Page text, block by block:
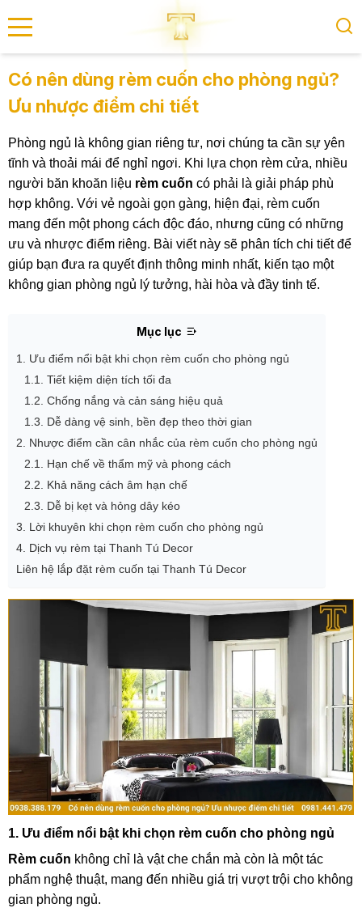
menu
Có nên dùng rèm cuốn cho phòng ngủ?
Ưu nhược điểm chi tiết
Phòng ngủ là không gian riêng tư, nơi chúng ta cần sự yên
tĩnh và thoải mái để nghỉ ngơi. Khi lựa chọn rèm cửa, nhiều
người băn khoăn liệu rèm cuốn có phải là giải pháp phù
hợp không. Với vẻ ngoài gọn gàng, hiện đại, rèm cuốn
mang đến một phong cách độc đáo, nhưng cũng có những
ưu và nhược điểm riêng. Bài viết này sẽ phân tích chi tiết để
giúp bạn đưa ra quyết định thông minh nhất, kiến tạo một
không gian phòng ngủ lý tưởng, hài hòa và đầy tinh tế.
Mục lục
1. Ưu điểm nổi bật khi chọn rèm cuốn cho phòng ngủ
1.1. Tiết kiệm diện tích tối đa
1.2. Chống nắng và cản sáng hiệu quả
1.3. Dễ dàng vệ sinh, bền đẹp theo thời gian
2. Nhược điểm cần cân nhắc của rèm cuốn cho phòng ngủ
2.1. Hạn chế về thẩm mỹ và phong cách
2.2. Khả năng cách âm hạn chế
2.3. Dễ bị kẹt và hỏng dây kéo
3. Lời khuyên khi chọn rèm cuốn cho phòng ngủ
4. Dịch vụ rèm tại Thanh Tú Decor
Liên hệ lắp đặt rèm cuốn tại Thanh Tú Decor
1. Ưu điểm nổi bật khi chọn rèm cuốn cho phòng ngủ
Rèm cuốn không chỉ là vật che chắn mà còn là một tác
phẩm nghệ thuật, mang đến nhiều giá trị vượt trội cho không
gian phòng ngủ.